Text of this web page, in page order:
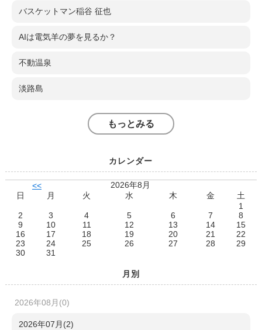
バスケットマン稲谷 征也
AIは電気羊の夢を見るか？
不動温泉
淡路島
もっとみる
カレンダー
<<
2026年8月
日
月 火 水 木 金
土
1
2
3 4 5 6 7
8
9
10 11 12 13 14
15
16
17 18 19 20 21
22
23
24 25 26 27 28
29
30
31
月別
2026年08月(0)
2026年07月(2)